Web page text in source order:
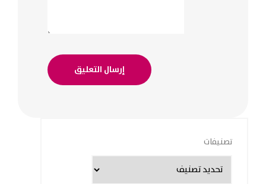
تصنيفات